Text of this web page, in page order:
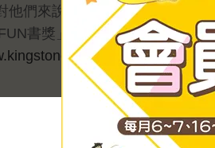
他們來說就不會再是一件苦差
書獎」徵文及書展活動，旨
event/